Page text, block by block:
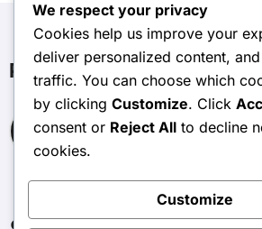
Pesquisar
Search
for:
We respect your privacy
Cookies help us improve your
deliver personalized content,
traffic. You can choose which
by clicking Customize. Click
consent or Reject All to decline
cookies.
Customize